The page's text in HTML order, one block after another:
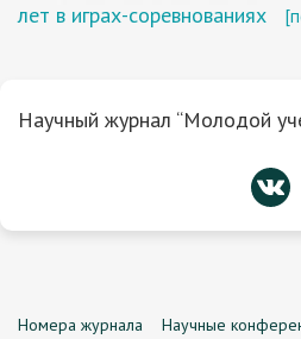
лет в играх-соревнованиях
Научный журнал “Молодой
Номера журнала Научные